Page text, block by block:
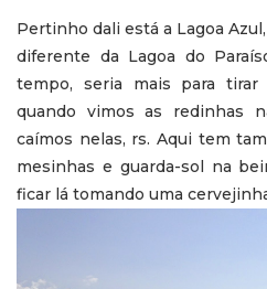
Pertinho dali está a Lagoa
diferente da Lagoa do
tempo, seria mais para
quando vimos as redinhas
caímos nelas, rs. Aqui tem
mesinhas e guarda-sol na
ficar lá tomando uma